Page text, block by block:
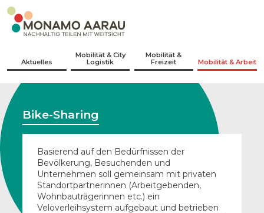
Navigieren in Monamo Aarau
Schnellnavigation
Hauptnavigation
Aktuelles
Mobilität & City
Logistik
Mobilität &
Freizeit
Mobilität & Arbeit
Bike-Sharing
Basierend auf den Bedürfnissen der
Bevölkerung, Besuchenden und
Unternehmen soll gemeinsam mit privaten
Standortpartnerinnen (Arbeitgebenden,
Wohnbauträgerinnen etc.) ein
Veloverleihsystem aufgebaut und betrieben